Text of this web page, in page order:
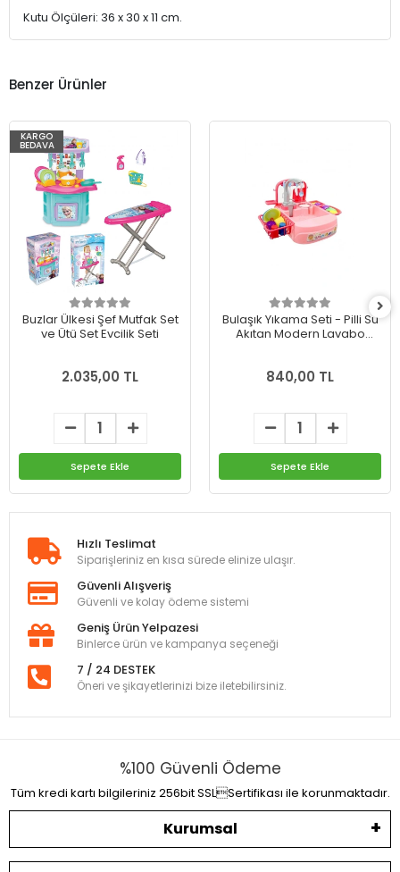
Kutu Ölçüleri: 36 x 30 x 11 cm.
Benzer Ürünler
KARGO
BEDAVA
Buzlar Ülkesi Şef Mutfak Set
ve Ütü Set Evcilik Seti
2.035,00 TL
Sepete Ekle
Bulaşık Yıkama Seti - Pilli Su
Akıtan Modern Lavabo
840,00 TL
Sepete Ekle
Hızlı Teslimat
Siparişleriniz en kısa sürede elinize ulaşır.
Güvenli Alışveriş
Güvenli ve kolay ödeme sistemi
Geniş Ürün Yelpazesi
Binlerce ürün ve kampanya seçeneği
7 / 24 DESTEK
Öneri ve şikayetlerinizi bize iletebilirsiniz.
%100 Güvenli Ödeme
Tüm kredi kartı bilgileriniz 256bit SSLSertifikası ile korunmaktadır.
Kurumsal